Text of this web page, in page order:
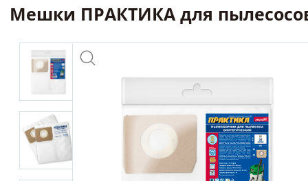
Мешки ПРАКТИКА для пылесосов